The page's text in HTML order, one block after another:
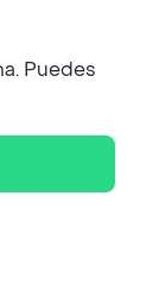
Puedes